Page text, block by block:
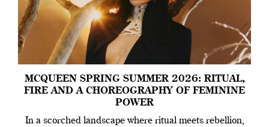
MCQUEEN SPRING SUMMER 2026: RITUAL,
FIRE AND A CHOREOGRAPHY OF FEMININE
POWER
In a scorched landscape where ritual meets rebellion,